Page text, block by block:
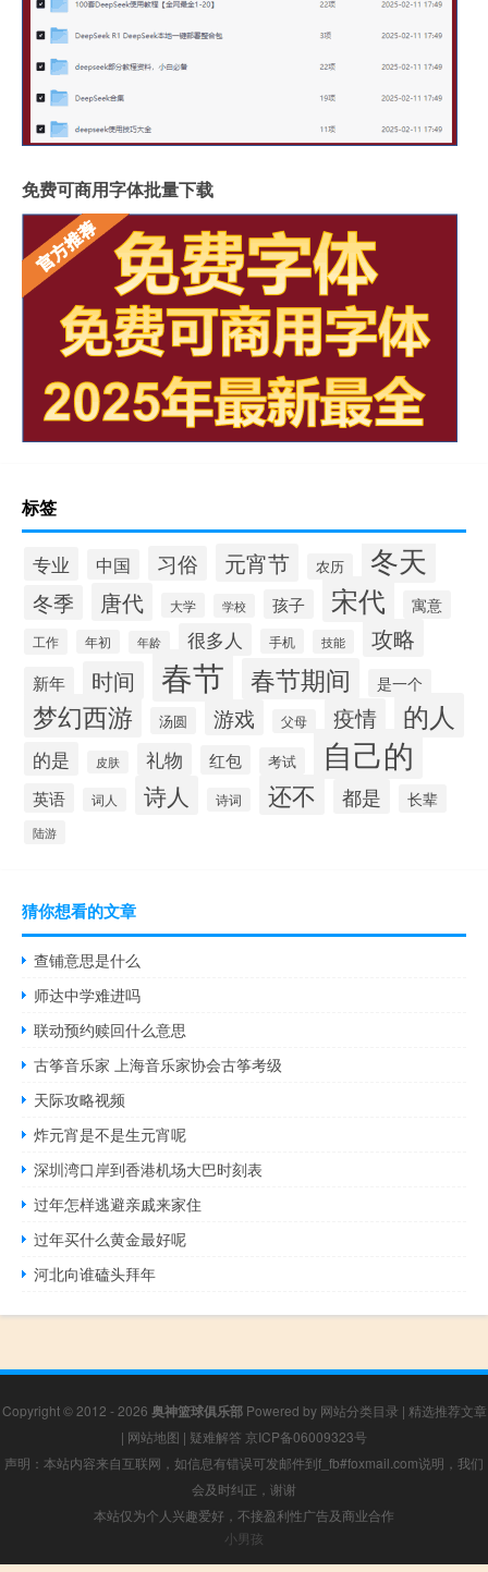
免费可商用字体批量下载
标签
专业 中国 习俗 元宵节 农历 冬天
冬季 唐代 大学 学校 孩子 宋代 寓意
工作 年初 年龄 很多人 手机 技能 攻略
新年 时间 春节 春节期间 是一个
梦幻西游 汤圆 游戏 父母 疫情 的人
的是 皮肤 礼物 红包 考试 自己的
英语 词人 诗人 诗词 还不 都是 长辈
陆游
猜你想看的文章
查铺意思是什么
师达中学难进吗
联动预约赎回什么意思
古筝音乐家 上海音乐家协会古筝考级
天际攻略视频
炸元宵是不是生元宵呢
深圳湾口岸到香港机场大巴时刻表
过年怎样逃避亲戚来家住
过年买什么黄金最好呢
河北向谁磕头拜年
Copyright © 2012 - 2026 奥神篮球俱乐部Powered by 网站分类目录 | 精选推荐文章
| 网站地图 | 疑难解答 京ICP备06009323号
声明：本站内容来自互联网，如信息有错误可发邮件到f_fb#foxmail.com说明，我们
会及时纠正，谢谢
本站仅为个人兴趣爱好，不接盈利性广告及商业合作
小男孩